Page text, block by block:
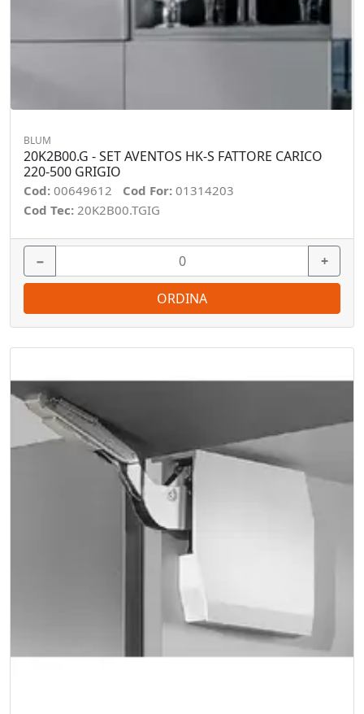
BLUM
20K2B00.G - SET AVENTOS HK-S FATTORE CARICO
220-500 GRIGIO
Cod: 00649612 Cod For: 01314203
Cod Tec: 20K2B00.TGIG
− +
ORDINA